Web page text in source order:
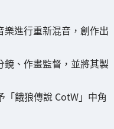
進行重新混音，創作出
、作畫監督，並將其製
「餓狼傳說 CotW」中角